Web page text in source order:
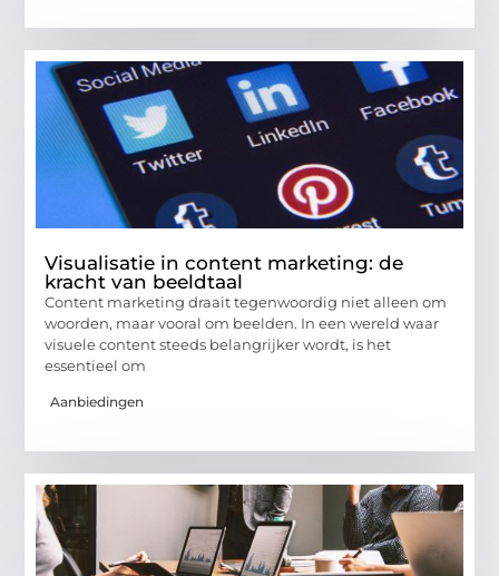
Visualisatie in content marketing: de
kracht van beeldtaal
Content marketing draait tegenwoordig niet alleen om
woorden, maar vooral om beelden. In een wereld waar
visuele content steeds belangrijker wordt, is het
essentieel om
Aanbiedingen